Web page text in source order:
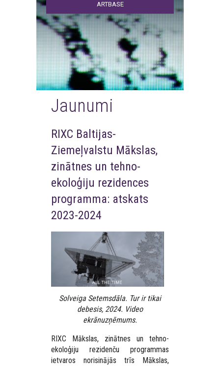
ARTBASE
Jaunumi
RIXC Baltijas-
Ziemeļvalstu Mākslas,
zinātnes un tehno-
ekoloģiju rezidences
programma: atskats
2023-2024
Solveiga Setemsdāla. Tur ir tikai
debesis, 2024. Video
ekrānuzņēmums.
RIXC Mākslas, zinātnes un tehno-
ekoloģiju rezidenču programmas
ietvaros norisinājās trīs Mākslas,